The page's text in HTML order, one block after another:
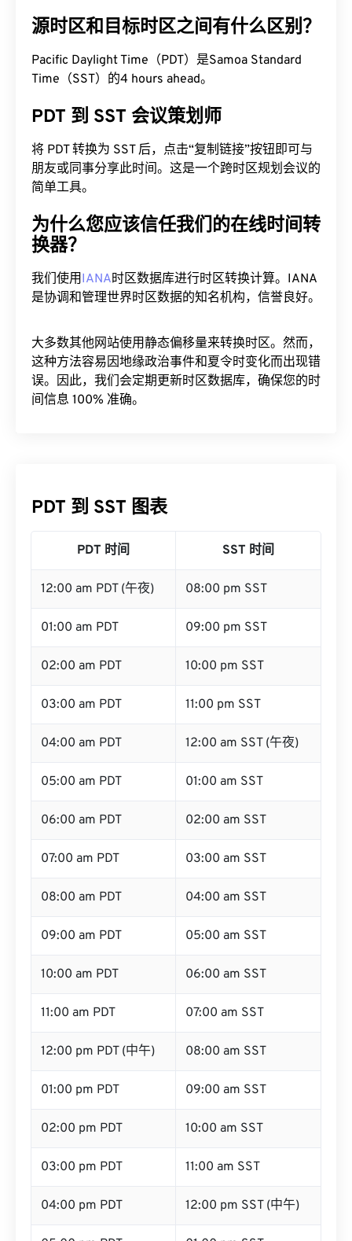
源时区和目标时区之间有什么区别？
Pacific Daylight Time（PDT）是Samoa Standard
Time（SST）的4 hours ahead。
PDT 到 SST 会议策划师
将 PDT 转换为 SST 后，点击“复制链接”按钮即可与
朋友或同事分享此时间。这是一个跨时区规划会议的
简单工具。
为什么您应该信任我们的在线时间转
换器？
我们使用IANA时区数据库进行时区转换计算。IANA
是协调和管理世界时区数据的知名机构，信誉良好。
大多数其他网站使用静态偏移量来转换时区。然而，
这种方法容易因地缘政治事件和夏令时变化而出现错
误。因此，我们会定期更新时区数据库，确保您的时
间信息 100% 准确。
PDT 到 SST 图表
PDT 时间 SST 时间
12:00 am PDT (午夜) 08:00 pm SST
01:00 am PDT 09:00 pm SST
02:00 am PDT 10:00 pm SST
03:00 am PDT 11:00 pm SST
04:00 am PDT 12:00 am SST (午夜)
05:00 am PDT 01:00 am SST
06:00 am PDT 02:00 am SST
07:00 am PDT 03:00 am SST
08:00 am PDT 04:00 am SST
09:00 am PDT 05:00 am SST
10:00 am PDT 06:00 am SST
11:00 am PDT 07:00 am SST
12:00 pm PDT (中午) 08:00 am SST
01:00 pm PDT 09:00 am SST
02:00 pm PDT 10:00 am SST
03:00 pm PDT 11:00 am SST
04:00 pm PDT 12:00 pm SST (中午)